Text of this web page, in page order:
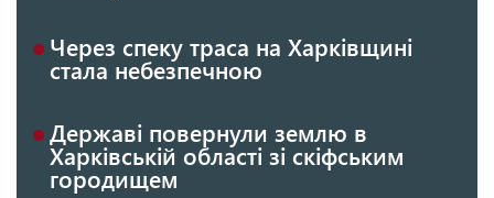
Через спеку траса на Харківщині
стала небезпечною
Державі повернули землю в
Харківській області зі скіфським
городищем